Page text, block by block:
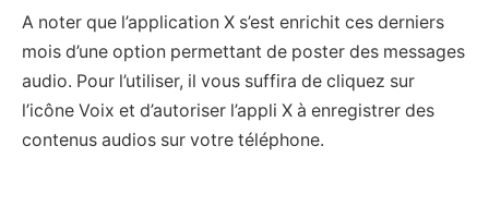
A noter que l’application X s’est enrichit ces derniers
mois d’une option permettant de poster des messages
audio. Pour l’utiliser, il vous suffira de cliquez sur
l’icône Voix et d’autoriser l’appli X à enregistrer des
contenus audios sur votre téléphone.